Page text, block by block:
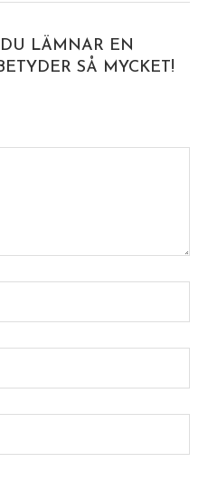
LÄMNAR EN
SÅ MYCKET!